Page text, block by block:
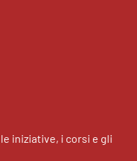
iniziative, i corsi e gli